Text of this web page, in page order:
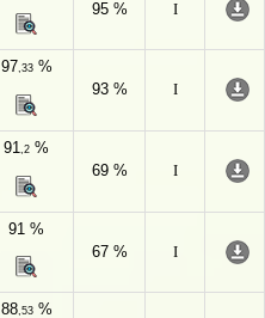
95 % I
97,33%
93 %
I
91,2 %
69 %
I
91 %
67 %
I
88,53%